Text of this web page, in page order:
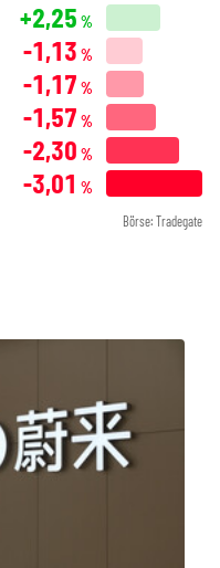
+2,25 %
-1,13 %
-1,17 %
-1,57 %
-2,30 %
-3,01 %
Börse: Tradegate